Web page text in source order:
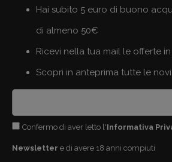
Hai subito 5 euro di buono
di almeno 50€
Ricevi nella tua mail le offerte
Scopri in anteprima tutte le
Confermo di aver letto l'Informativa
Newsletter e di avere 18 anni compiuti